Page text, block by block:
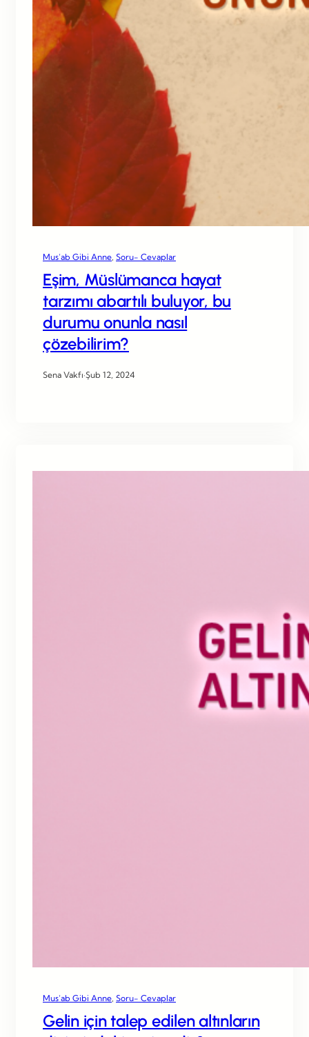
Mus’ab Gibi Anne Soru- Cevaplar
Eşim, Müslümanca hayat
tarzımı abartılı buluyor, bu
durumu onunla nasıl
çözebilirim?
Sena Vakfı·Şub 12, 2024
Mus’ab Gibi Anne Soru- Cevaplar
Gelin için talep edilen altınların